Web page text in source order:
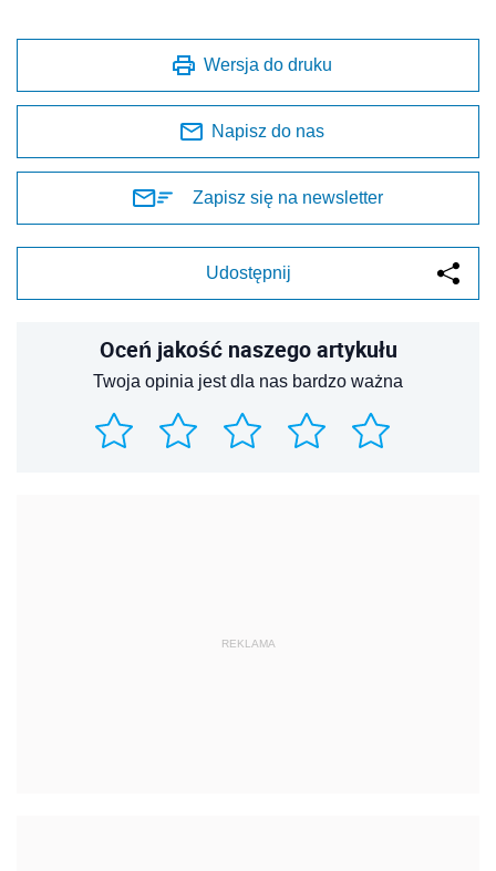
Wersja do druku
Napisz do nas
Zapisz się na newsletter
Udostępnij
Oceń jakość naszego artykułu
Twoja opinia jest dla nas bardzo ważna
REKLAMA